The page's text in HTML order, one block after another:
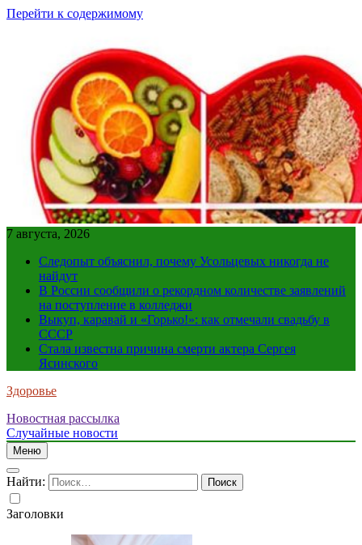
Перейти к содержимому
7 августа, 2026
Следопыт объяснил, почему Усольцевых никогда не
найдут
В России сообщили о рекордном количестве заявлений
на поступление в колледжи
Выкуп, каравай и «Горько!»: как отмечали свадьбу в
СССР
Стала известна причина смерти актера Сергея
Ясинского
Здоровье
Новостная рассылка
Случайные новости
Меню
Найти:
Заголовки